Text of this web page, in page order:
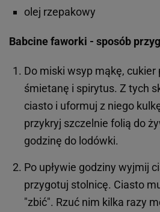
olej rzepakowy
Babcine faworki - sposób
Do miski wsyp mąkę, cukier
śmietanę i spirytus. Z tych
ciasto i uformuj z niego
przykryj szczelnie folią do
godzinę do lodówki.
Po upływie godziny wyjmij
przygotuj stolnicę. Ciasto
"zbić". Rzuć nim kilka razy